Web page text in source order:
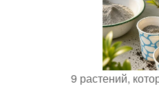
9 растений,